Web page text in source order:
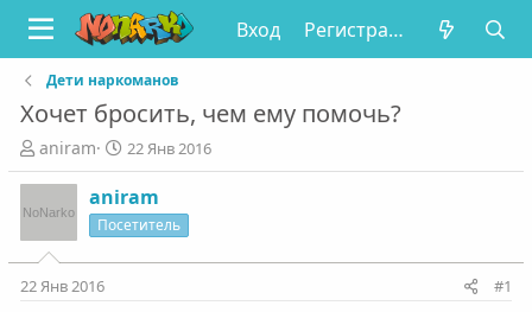
Вход Регистрация
Дети наркоманов
Хочет бросить, чем ему помочь?
А
в
т
о
р
т
е
aniram
Д
а
т
а
н
а
22 Янв 2016
aniram
Посетитель
22 Янв 2016 #1